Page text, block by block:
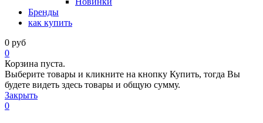
Бренды
как купить
0 руб
0
Корзина пуста.
Выберите товары и кликните на кнопку Купить, тогда Вы
будете видеть здесь товары и общую сумму.
Закрыть
0